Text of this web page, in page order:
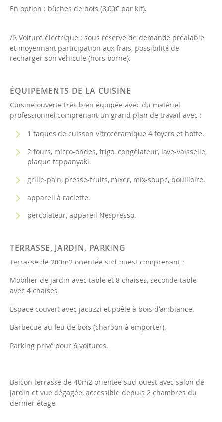
En option : bûches de bois (8,00€ par kit).
/!\ Voiture électrique : sous réserve de demande préalable
et moyennant participation aux frais, possibilité de
recharger son véhicule (hors borne).
ÉQUIPEMENTS DE LA CUISINE
Cuisine ouverte très bien équipée avec du matériel
professionnel comprenant un grand plan de travail avec :
1 taques de cuisson vitrocéramique 4 foyers et hotte.
2 fours, micro-ondes, frigo, congélateur, lave-vaisselle,
plaque teppanyaki.
grille-pain, presse-fruits, mixer, mix-soupe, bouilloire.
appareil à raclette.
percolateur, appareil Nespresso.
TERRASSE, JARDIN, PARKING
Terrasse de 200m2 orientée sud-ouest comprenant :
Mobilier de jardin avec table et 8 chaises, seconde table
avec 4 chaises.
Espace couvert avec jacuzzi et poêle à bois d'ambiance.
Barbecue au feu de bois (charbon à emporter).
Parking privé pour 6 voitures.
Balcon terrasse de 40m2 orientée sud-ouest avec salon de
jardin et vue dégagée, accessible depuis 2 chambres du
dernier étage.